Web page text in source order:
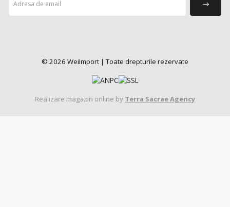
© 2026 WeiImport | Toate drepturile rezervate
Realizare magazin online by Terra Sacrae Agency